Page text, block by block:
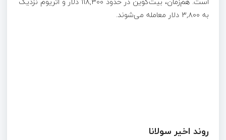
به ۳,۸۰۰ دلار معامله می‌شوند.
روند اخیر سولانا